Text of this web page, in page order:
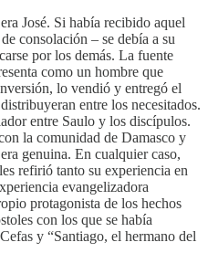
José. Si había recibido aquel
consolación – se debía a su
por los demás. La fuente
como un hombre que
lo vendió y entregó el
entre los necesitados.
entre Saulo y los discípulos.
la comunidad de Damasco y
genuina. En cualquier caso,
refirió tanto su experiencia en
evangelizadora
protagonista de los hechos
con los que se había
y “Santiago, el hermano del